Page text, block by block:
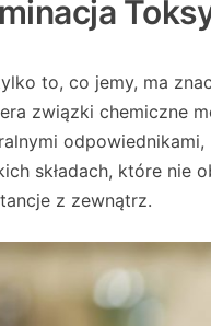
to, co jemy, ma
związki chemiczne
składach, które nie
z zewnątrz.